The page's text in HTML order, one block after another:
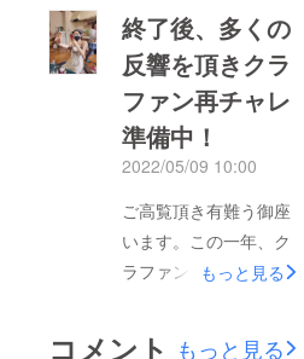
終了後、多くの
反響を頂きクラ
ファン再チャレ
準備中！
2022/05/09 10:00
ご高覧頂き有難う御座
います。この一年、ク
ラファンでは成果は
もっと見る
コメント もっと見る